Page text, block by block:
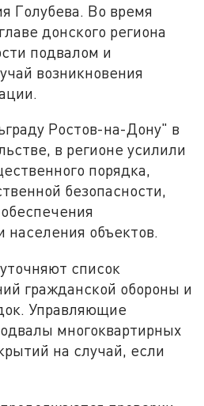
Голубева. Во время
донского региона
подвалом и
возникновения
Ростов-на-Дону" в
в регионе усилили
порядка,
безопасности,
населения объектов.
список
гражданской обороны и
Управляющие
многоквартирных
на случай, если